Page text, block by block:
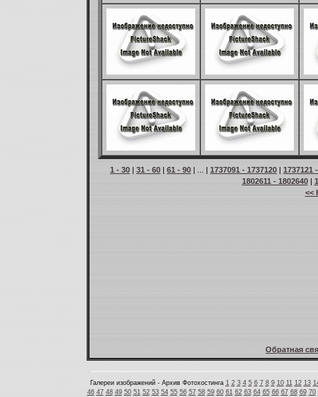
1 - 30 | 31 - 60 | 61 - 90 | ... | 1737091 - 1737120 | 1737121
1802611 - 1802640|
<<
Обратная
Галереи изображений - Архив Фотохостинга 1 2 3 4 5 6 7 8 9 10 11 12 13
46 47 48 49 50 51 52 53 54 55 56 57 58 59 60 61 62 63 64 65 66 67 68 69 70